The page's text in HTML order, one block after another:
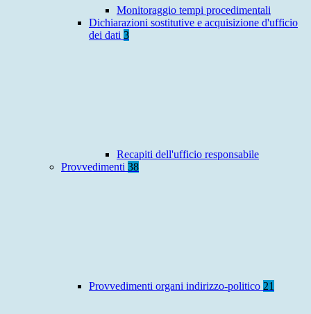
Monitoraggio tempi procedimentali
Dichiarazioni sostitutive e acquisizione d'ufficio
dei dati 3
Recapiti dell'ufficio responsabile
Provvedimenti 38
Provvedimenti organi indirizzo-politico 21